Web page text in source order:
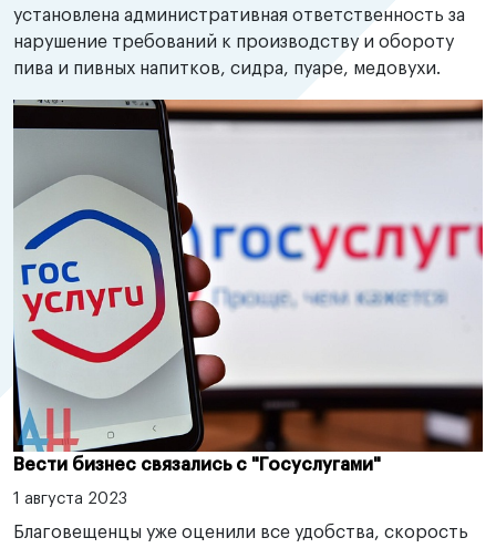
установлена административная ответственность за
нарушение требований к производству и обороту
пива и пивных напитков, сидра, пуаре, медовухи.
Вести бизнес связались с "Госуслугами"
1 августа 2023
Благовещенцы уже оценили все удобства, скорость